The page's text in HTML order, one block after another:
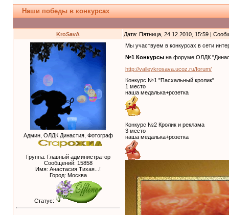
Наши победы в конкурсах
KroSavA Дата: Пятница, 24.12.2010, 15:59 |
Админ, ОЛДК Династия, Фотограф
Группа: Главный администратор
Сообщений: 15858
Имя: Анастасия Тихая...!
Город: Москва
Статус:
Мы участвуем в конкурсах в сети
№1 Конкурсы на форуме ОЛДК
http://valleykrosava.ucoz.ru/forum/
Конкурс №1 "Пасхальный кролик"
1 место
наша медалька+розетка
Конкурс №2 Кролик и реклама
3 место
наша медалька+розетка